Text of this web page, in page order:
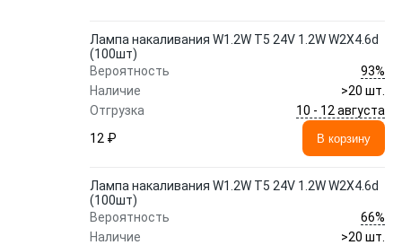
Лампа накаливания W1.2W T5 24V 1.2W W2X4.6d
(100шт)
Вероятность
93%
Наличие
>20 шт.
Отгрузка
10 - 12 августа
12 ₽
В корзину
Лампа накаливания W1.2W T5 24V 1.2W W2X4.6d
(100шт)
Вероятность
66%
Наличие
>20 шт.